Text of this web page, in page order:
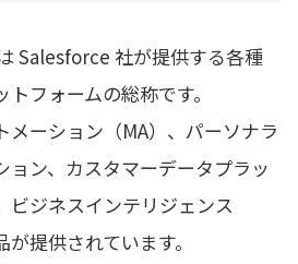
Salesforce 社が提供する各種
フォームの総称です。
メーション（MA）、パーソナラ
ョン、カスタマーデータプラッ
ビジネスインテリジェンス
が提供されています。